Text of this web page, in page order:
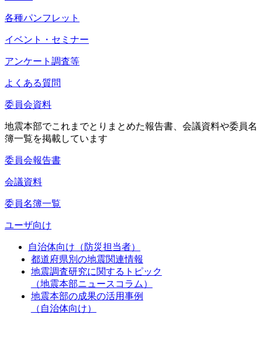
各種パンフレット
イベント・セミナー
アンケート調査等
よくある質問
委員会資料
地震本部でこれまでとりまとめた報告書、会議資料や委員名
簿一覧を掲載しています
委員会報告書
会議資料
委員名簿一覧
ユーザ向け
自治体向け（防災担当者）
都道府県別の地震関連情報
地震調査研究に関するトピック
（地震本部ニュースコラム）
地震本部の成果の活用事例
（自治体向け）